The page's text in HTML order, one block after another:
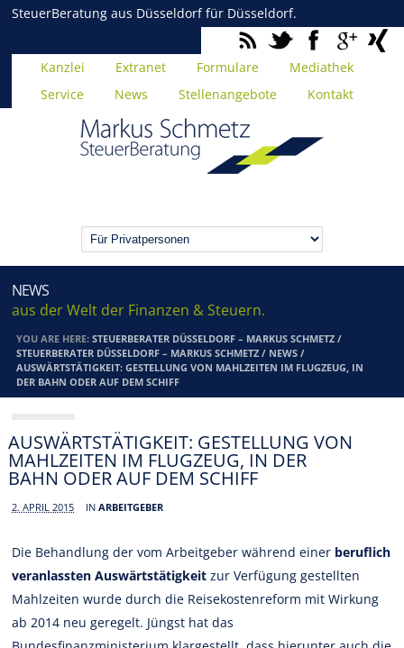
SteuerBeratung aus Düsseldorf für Düsseldorf.
Kanzlei Extranet Formulare
Mediathek
Service
News Stellenangebote Kontakt
NEWS
aus der Welt der Finanzen & Steuern.
YOU ARE HERE:STEUERBERATER DÜSSELDORF – MARKUS SCHMETZ /
STEUERBERATER DÜSSELDORF – MARKUS SCHMETZ / NEWS /
AUSWÄRTSTÄTIGKEIT: GESTELLUNG VON MAHLZEITEN IM FLUGZEUG, IN
DER BAHN ODER AUF DEM SCHIFF
AUSWÄRTSTÄTIGKEIT: GESTELLUNG VON
MAHLZEITEN IM FLUGZEUG, IN DER
BAHN ODER AUF DEM SCHIFF
2. APRIL 2015 INARBEITGEBER
Die Behandlung der vom Arbeitgeber während einer beruflich
veranlassten Auswärtstätigkeit zur Verfügung gestellten
Mahlzeiten wurde durch die Reisekostenreform mit Wirkung
ab 2014 neu geregelt. Jüngst hat das